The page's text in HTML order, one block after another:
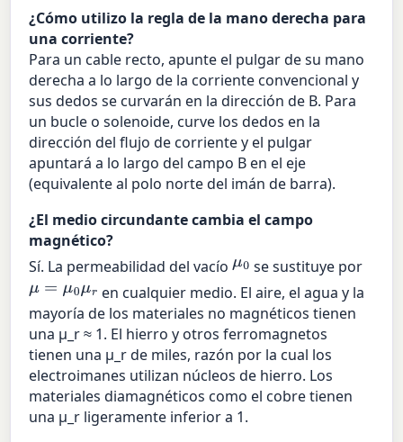
¿Cómo utilizo la regla de la mano derecha para
una corriente?
Para un cable recto, apunte el pulgar de su mano
derecha a lo largo de la corriente convencional y
sus dedos se curvarán en la dirección de B. Para
un bucle o solenoide, curve los dedos en la
dirección del flujo de corriente y el pulgar
apuntará a lo largo del campo B en el eje
(equivalente al polo norte del imán de barra).
¿El medio circundante cambia el campo
magnético?
Sí. La permeabilidad del vacíoμ0 se sustituye por
μ=μ0μr
en cualquier medio. El aire, el agua y la
mayoría de los materiales no magnéticos tienen
una µ_r ≈ 1. El hierro y otros ferromagnetos
tienen una µ_r de miles, razón por la cual los
electroimanes utilizan núcleos de hierro. Los
materiales diamagnéticos como el cobre tienen
una µ_r ligeramente inferior a 1.